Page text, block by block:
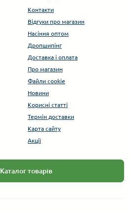
Контакти
Відгуки про магазин
Насіння оптом
Дропшипінг
Доставка і оплата
Про магазин
Файли cookie
Новини
Корисні статті
Термін доставки
Карта сайту
Акції
Каталог товарів